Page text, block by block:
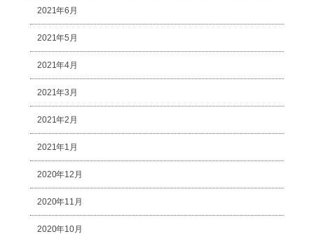
2021年6月
2021年5月
2021年4月
2021年3月
2021年2月
2021年1月
2020年12月
2020年11月
2020年10月